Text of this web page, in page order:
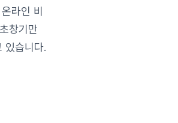
라인 비
창기만
있습니다.